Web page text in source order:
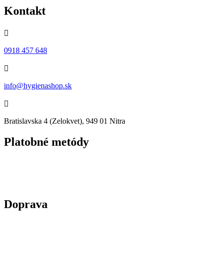
Kontakt

0918 457 648

info@hygienashop.sk

Bratislavska 4 (Zelokvet), 949 01 Nitra
Platobné metódy
Doprava